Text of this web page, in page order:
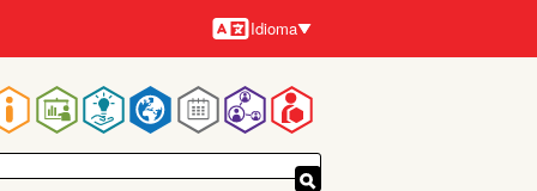
Idiomas
Idioma